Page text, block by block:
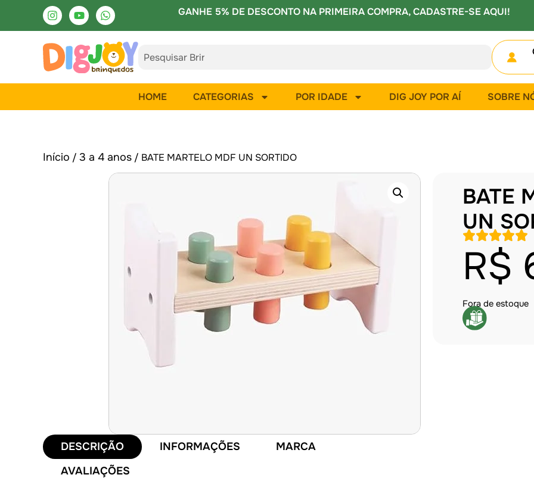
GANHE 5% DE DESCONTO NA PRIMEIRA COMPRA, CADASTRE-SE AQUI!
HOME CATEGORIAS POR IDADE DIG JOY POR AÍ SOBRE
Início / 3 a 4 anos / BATE MARTELO MDF UN SORTIDO
BATE
UN
R$
Fora de estoque
DESCRIÇÃO INFORMAÇÕES
MARCA
AVALIAÇÕES